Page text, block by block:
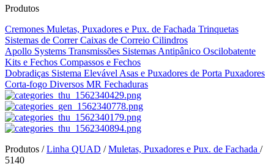
Produtos
Cremones Muletas, Puxadores e Pux. de Fachada Trinquetas
Sistemas de CorrerCaixas de Correio Cilindros
Apollo Systems Transmissões Sistemas Antipânico Oscilobatente
Kits e Fechos Compassos e Fechos
Dobradiças Sistema Elevável Asas e Puxadores de Porta Puxadores
Corta-fogo Diversos MR Fechaduras
Produtos /Linha QUAD /Muletas, Puxadores e Pux. de Fachada /
5140